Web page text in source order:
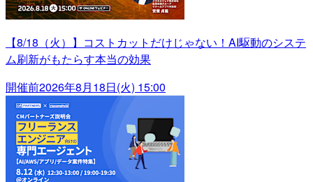
【8/18（火）】コストカットだけじゃない！AI駆動のシステ
ム刷新がもたらす本当の効果
開催前2026年8月18日(火) 15:00